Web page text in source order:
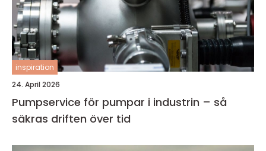
inspiration
24. April 2026
Pumpservice för pumpar i industrin – så
säkras driften över tid